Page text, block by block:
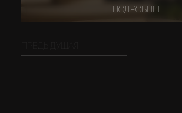
ПОДРОБНЕЕ